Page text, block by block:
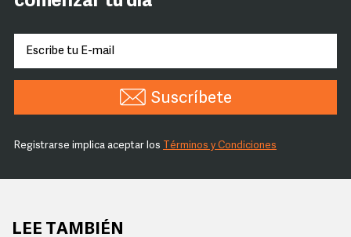
Suscríbete
Registrarse implica aceptar los Términos y Condiciones
LEE TAMBIÉN